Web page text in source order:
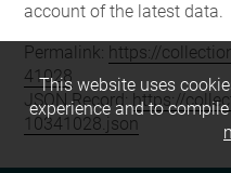
account of the latest data.
Permalink: https://
41028
JSON Record:https://
10341028.json
This website uses
experience and to